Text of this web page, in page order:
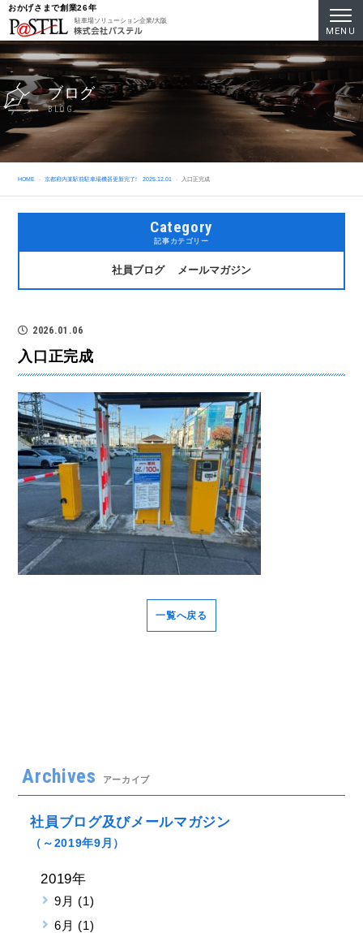
おかげさまで創業26年
駐車場ソリューション企業/大阪
ブログ
BLOG
HOME 京都府内某駅前駐車場機器更新完了! 2025.12.01 入口正完成
Category
記事カテゴリー
社員ブログ メールマガジン
2026.01.06
入口正完成
一覧へ戻る
Archives アーカイブ
社員ブログ及びメールマガジン
（～2019年9月）
2019年
9月 (1)
6月 (1)
MENU